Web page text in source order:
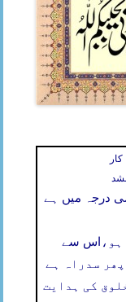
درجہ میں ہے
اس سے
سدراہ ہے
کی ہدایت